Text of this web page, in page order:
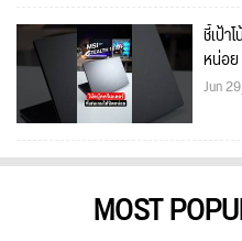
ชี้เป้า
หน่อย
Jun
MOST